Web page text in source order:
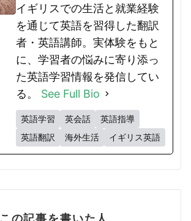
イギリスでの生活と就業経験
を通じて英語を習得した翻訳
者・英語講師。実体験をもと
に、学習者の悩みに寄り添っ
た英語学習情報を発信してい
る。 See Full Bio
英語学習 英会話
英語指導
英語翻訳
海外生活 イギリス英語
この記事を書いた人